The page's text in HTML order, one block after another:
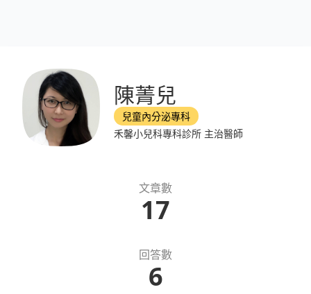
陳菁兒
兒童內分泌專科
禾馨小兒科專科診所 主治醫師
文章數
17
回答數
6